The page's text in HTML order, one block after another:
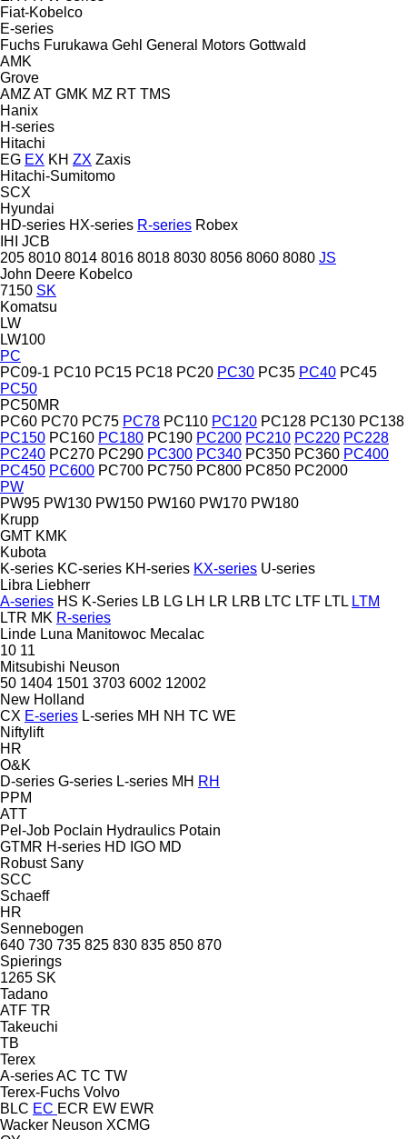
Fiat-Kobelco
E-series
Fuchs Furukawa Gehl General Motors Gottwald
AMK
Grove
AMZ AT GMK MZ RT TMS
Hanix
H-series
Hitachi
EG EX KH ZX Zaxis
Hitachi-Sumitomo
SCX
Hyundai
HD-series HX-series R-series Robex
IHI
JCB
205 8010 8014 8016 8018 8030 8056 8060 8080 JS
John Deere Kobelco
7150 SK
Komatsu
LW
LW100
PC
PC09-1 PC10 PC15 PC18 PC20 PC30 PC35 PC40 PC45
PC50
PC50MR
PC60 PC70 PC75 PC78 PC110 PC120 PC128 PC130 PC138
PC150 PC160 PC180 PC190 PC200 PC210 PC220 PC228
PC240 PC270 PC290 PC300 PC340 PC350 PC360 PC400
PC450 PC600 PC700 PC750 PC800 PC850 PC2000
PW
PW95 PW130 PW150 PW160 PW170 PW180
Krupp
GMT KMK
Kubota
K-series KC-series KH-series KX-series U-series
Libra Liebherr
A-series HS K-Series LB LG LH LR LRB LTC LTF LTL LTM
LTR MK R-series
Linde Luna Manitowoc Mecalac
10 11
Mitsubishi Neuson
50 1404 1501 3703 6002 12002
New Holland
CX E-series L-series MH NH TC WE
Niftylift
HR
O&K
D-series G-series L-series MH RH
PPM
ATT
Pel-Job Poclain Hydraulics Potain
GTMR H-series HD IGO MD
Robust Sany
SCC
Schaeff
HR
Sennebogen
640 730 735 825 830 835 850 870
Spierings
1265 SK
Tadano
ATF TR
Takeuchi
TB
Terex
A-seriesAC TC TW
Terex-Fuchs Volvo
BLC EC ECR EW EWR
Wacker Neuson XCMG